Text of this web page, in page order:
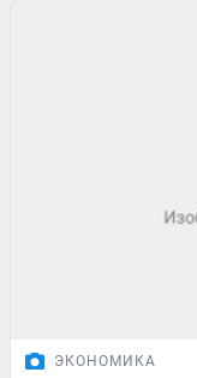
ЭКОНОМИКА